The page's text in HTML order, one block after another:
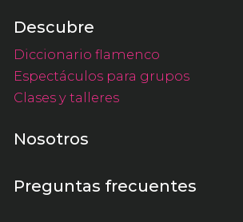
Descubre
Diccionario flamenco
Espectáculos para grupos
Clases y talleres
Nosotros
Preguntas frecuentes